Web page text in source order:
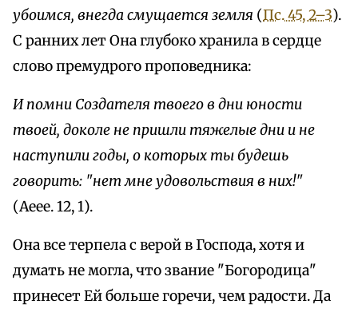
убоимся, внегда смущается земля (Пс. 45, 2–3).
С ранних лет Она глубоко хранила в сердце
слово премудрого проповедника:
И помни Создателя твоего в дни юности
твоей, доколе не пришли тяжелые дни и не
наступили годы, о которых ты будешь
говорить: "нет мне удовольствия в них!"
(Aeee. 12, 1).
Она все терпела с верой в Господа, хотя и
думать не могла, что звание "Богородица"
принесет Ей больше горечи, чем радости. Да